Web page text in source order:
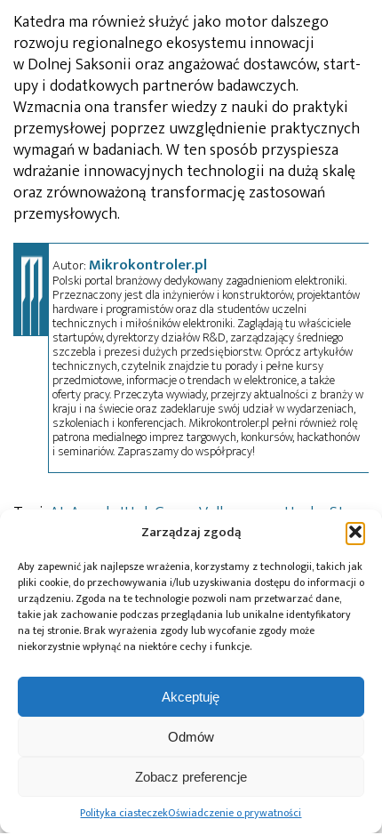
Zarządzaj zgodą
Aby zapewnić jak najlepsze wrażenia, korzystamy z technologii, takich jak
pliki cookie, do przechowywania i/lub uzyskiwania dostępu do informacji o
urządzeniu. Zgoda na te technologie pozwoli nam przetwarzać dane,
takie jak zachowanie podczas przeglądania lub unikalne identyfikatory
na tej stronie. Brak wyrażenia zgody lub wycofanie zgody może
niekorzystnie wpłynąć na niektóre cechy i funkcje.
Akceptuję
Odmów
Zobacz preferencje
Polityka ciasteczekOświadczenie o prywatności
Katedra ma również służyć jako motor dalszego
rozwoju regionalnego ekosystemu innowacji
w Dolnej Saksonii oraz angażować dostawców, start-
upy i dodatkowych partnerów badawczych.
Wzmacnia ona transfer wiedzy z nauki do praktyki
przemysłowej poprzez uwzględnienie praktycznych
wymagań w badaniach. W ten sposób przyspiesza
wdrażanie innowacyjnych technologii na dużą skalę
oraz zrównoważoną transformację zastosowań
przemysłowych.
Autor:Mikrokontroler.pl
Polski portal branżowy dedykowany zagadnieniom elektroniki.
Przeznaczony jest dla inżynierów i konstruktorów, projektantów
hardware i programistów oraz dla studentów uczelni
technicznych i miłośników elektroniki. Zaglądają tu właściciele
startupów, dyrektorzy działów R&D, zarządzający średniego
szczebla i prezesi dużych przedsiębiorstw. Oprócz artykułów
technicznych, czytelnik znajdzie tu porady i pełne kursy
przedmiotowe, informacje o trendach w elektronice, a także
oferty pracy. Przeczyta wywiady, przejrzy aktualności z branży w
kraju i na świecie oraz zadeklaruje swój udział w wydarzeniach,
szkoleniach i konferencjach. Mikrokontroler.pl pełni również rolę
patrona medialnego imprez targowych, konkursów, hackathonów
i seminariów. Zapraszamy do współpracy!
Tagi: AI Angela Ittel Grupa Volkswagen Hauke Stars
mobilność,nauka i przemysł ośrodek
Politechnika w Brunszwiku
inteligencja,Uniwersytet Techniczny w Brunszwiku
Przeczytaj również:
i Volkswagen
Group podpisują
porozumienie
TradingPedia
prezentujący
najcenniejsze